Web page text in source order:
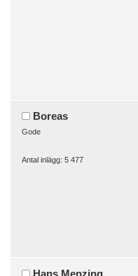
Boreas
Gode
Antal inlägg: 5 477